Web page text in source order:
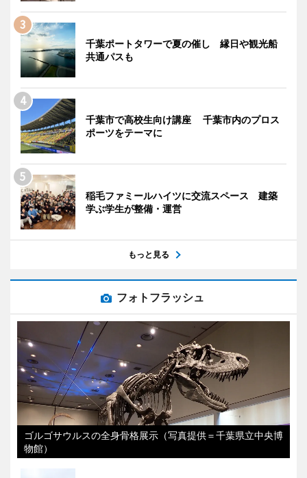
千葉ポートタワーで夏の催し 縁日や観光船
共通パスも
千葉市で高校生向け講座 千葉市内のプロス
ポーツをテーマに
稲毛ファミールハイツに交流スペース 建築
学ぶ学生が整備・運営
もっと見る
フォトフラッシュ
ゴルゴサウルスの全身骨格展示（写真提供＝千葉県立中央博
物館）